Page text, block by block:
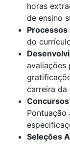
horas
de ensino
Processos
do
avaliações
carreira da
Pontuação
Seleções